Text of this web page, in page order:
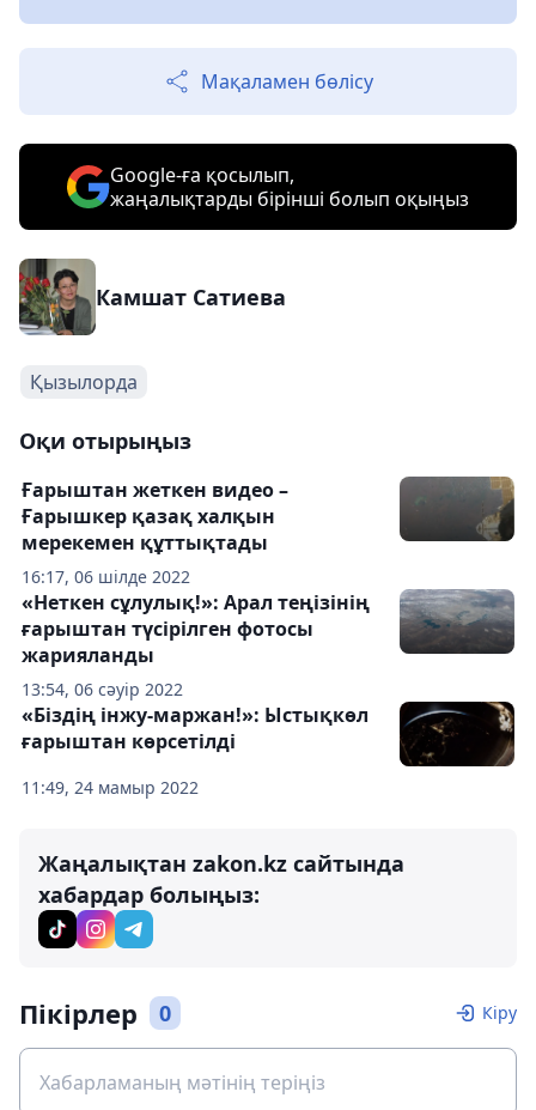
Мақаламен бөлісу
Google-ға қосылып,
жаңалықтарды бірінші болып оқыңыз
Камшат Сатиева
Қызылорда
Оқи отырыңыз
16:17, 06 шілде 2022
Ғарыштан жеткен видео –
Ғарышкер қазақ халқын
мерекемен құттықтады
13:54, 06 сәуір 2022
«Неткен сұлулық!»: Арал теңізінің
ғарыштан түсірілген фотосы
жарияланды
11:49, 24 мамыр 2022
«Біздің інжу-маржан!»: Ыстықкөл
ғарыштан көрсетілді
Жаңалықтан zakon.kz сайтында
хабардар болыңыз:
Пікірлер 0 Кіру